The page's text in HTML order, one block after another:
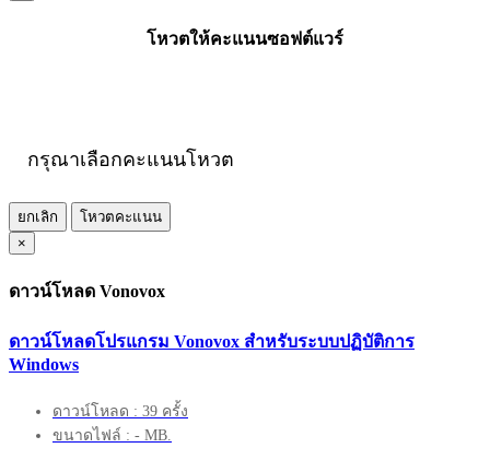
โหวตให้คะแนนซอฟต์แวร์
กรุณาเลือกคะแนนโหวต
ยกเลิก
โหวตคะแนน
×
ดาวน์โหลด Vonovox
ดาวน์โหลดโปรแกรม Vonovox สำหรับระบบปฏิบัติการ
Windows
ดาวน์โหลด : 39 ครั้ง
ขนาดไฟล์ : - MB.